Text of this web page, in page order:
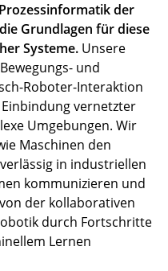
der
Grundlagen für diese
Systeme. Unsere
und
Roboter-Interaktion
vernetzter
Umgebungen. Wir
Maschinen den
in industriellen
kommunizieren und
der kollaborativen
durch Fortschritte
Lernen